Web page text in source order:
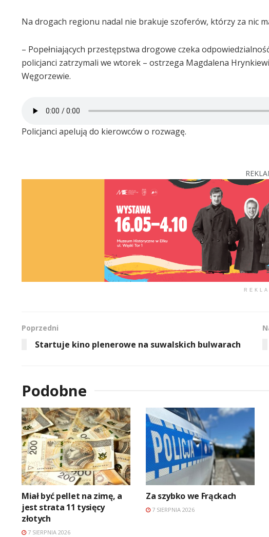
Na drogach regionu nadal nie brakuje szoferów, którzy za nic
– Popełniających przestępstwa drogowe czeka
policjanci zatrzymali we wtorek – ostrzega Magdalena
Węgorzewie.
Policjanci apelują do kierowców o rozwagę.
Poprzedni
Startuje kino plenerowe na suwalskich bulwarach
Podobne
Miał być pellet na zimę, a
jest strata 11 tysięcy
złotych
7 SIERPNIA 2026
Za szybko we Frąckach
7 SIERPNIA 2026